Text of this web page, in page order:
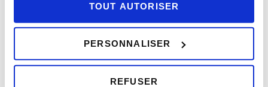
TOUT AUTORISER
PERSONNALISER
REFUSER